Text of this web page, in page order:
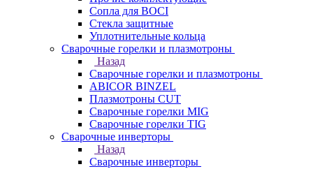
Сопла для BOCI
Стекла защитные
Уплотнительные кольца
Сварочные горелки и плазмотроны
Назад
Сварочные горелки и плазмотроны
ABICOR BINZEL
Плазмотроны CUT
Сварочные горелки MIG
Сварочные горелки TIG
Сварочные инверторы
Назад
Сварочные инверторы